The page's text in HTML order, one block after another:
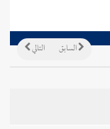
التالي السابق